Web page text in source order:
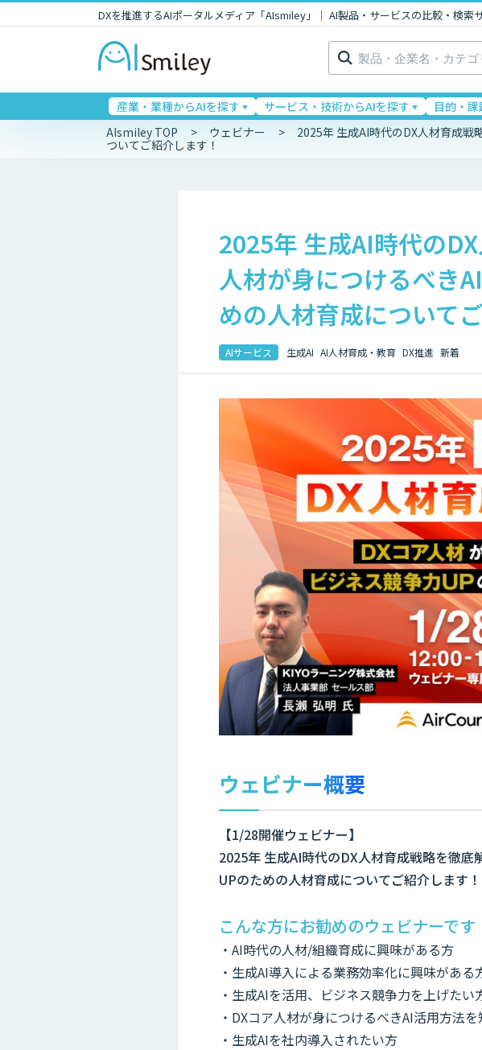
DXを推進するAIポータルメディア「AIsmiley」｜ AI製品・サービスの比較・検索
検
索:
産業・業種からAIを探す サービス・技術からAIを探す 目的・
AIsmiley TOP
ウェビナー
2025年 生成AI時代のDX人材育成戦
ついてご紹介します！
2025年 生成AI時代の
人材が身につけるべき
めの人材育成について
AIサービス 生成AI AI人材育成・教育 DX推進 新着
ウェビナー概要
【1/28開催ウェビナー】
2025年 生成AI時代のDX人材育成戦略を徹
UPのための人材育成についてご紹介します！
こんな方にお勧めのウェビナーです
・AI時代の人材/組織育成に興味がある方
・生成AI導入による業務効率化に興味がある
・生成AIを活用、ビジネス競争力を上げたい
・DXコア人材が身につけるべきAI活用方法
・生成AIを社内導入されたい方